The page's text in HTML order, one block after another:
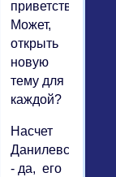
приветствую.
Может,
открыть
новую
тему для
каждой?
Насчет
Данилевского
- да, его